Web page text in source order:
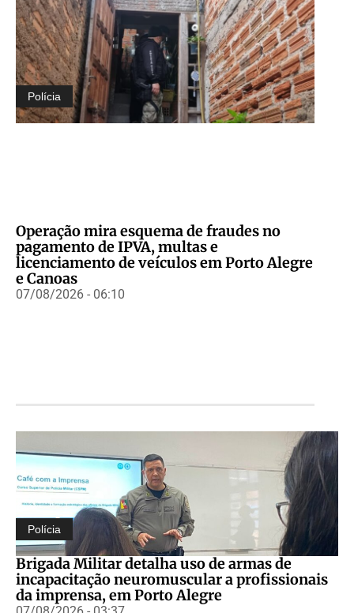
Polícia
Operação mira esquema de fraudes no
pagamento de IPVA, multas e
licenciamento de veículos em Porto Alegre
e Canoas
07/08/2026 - 06:10
Polícia
Brigada Militar detalha uso de armas de
incapacitação neuromuscular a profissionais
da imprensa, em Porto Alegre